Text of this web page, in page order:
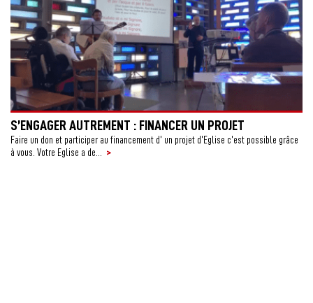
S’ENGAGER AUTREMENT : FINANCER UN PROJET
Faire un don et participer au financement d’ un projet d’Eglise c’est possible grâce
à vous. Votre Eglise a de...
>